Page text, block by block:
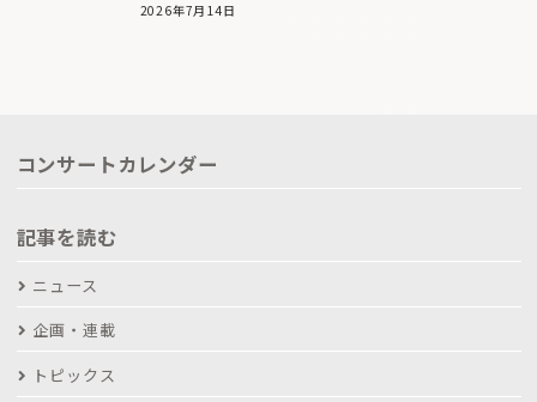
2026年7月14日
コンサートカレンダー
記事を読む
ニュース
企画・連載
トピックス